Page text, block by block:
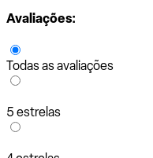
Avaliações:
Todas as avaliações
5 estrelas